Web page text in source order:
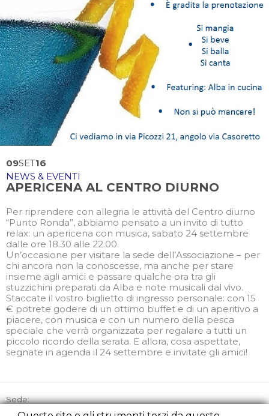
09SET16
NEWS & EVENTI
APERICENA AL CENTRO DIURNO
Per riprendere con allegria le attività del Centro diurno
“Punto Ronda”, abbiamo pensato a un invito di tutto
relax: un apericena con musica, sabato 24 settembre
dalle ore 18.30 alle 22.00.
Un’occasione per visitare la sede dell’Associazione – per
chi ancora non la conoscesse, ma anche per stare
insieme agli amici e passare qualche ora tra gli
stuzzichini preparati da Alba e note musicali dal vivo.
Staccate il vostro biglietto di ingresso personale: con 15
€ potrete godere di un ottimo buffet e di un aperitivo a
piacere, con musica e con un numero della pesca
speciale che verrà organizzata per regalare a tutti un
piccolo ricordo della serata. E allora, cosa aspettate,
segnate in agenda il 24 settembre e invitate gli amici!
Sede:
Via Picozzi 21, 20131 Milano